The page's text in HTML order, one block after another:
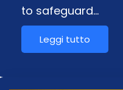
to safeguard…
Leggi tutto